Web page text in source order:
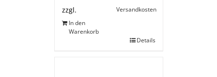
zzgl.
Versandkosten
In den
Warenkorb
Details